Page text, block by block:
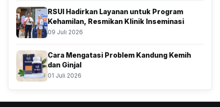
RSUI Hadirkan Layanan untuk Program
Kehamilan, Resmikan Klinik Inseminasi
09 Juli 2026
Cara Mengatasi Problem Kandung Kemih
dan Ginjal
01 Juli 2026